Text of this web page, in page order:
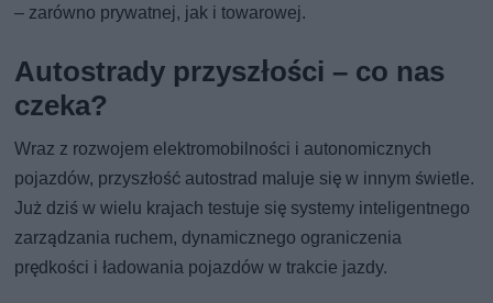
– zarówno prywatnej, jak i towarowej.
Autostrady przyszłości – co nas
czeka?
Wraz z rozwojem elektromobilności i autonomicznych
pojazdów, przyszłość autostrad maluje się w innym świetle.
Już dziś w wielu krajach testuje się systemy inteligentnego
zarządzania ruchem, dynamicznego ograniczenia
prędkości i ładowania pojazdów w trakcie jazdy.